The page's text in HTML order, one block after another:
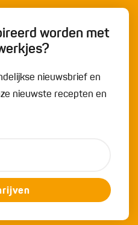
worden met
nieuwsbrief en
nieuwste recepten en